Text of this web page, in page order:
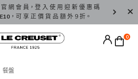
網 會 員，登 入 使 用 迎 新 優 惠 碼
，可 享 正 價 貨 品 額 外 9 折。
香 港 / 澳
0
餐盤